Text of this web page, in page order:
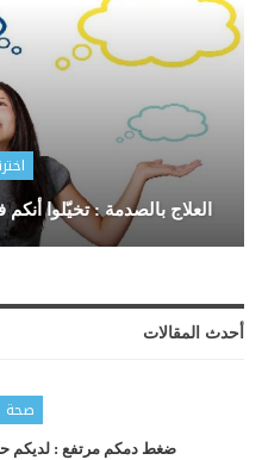
العلاج بالصدمة : تخيّلوا
أحدث المقالات
صحة
ضغط دمكم مرتفع : لديكم